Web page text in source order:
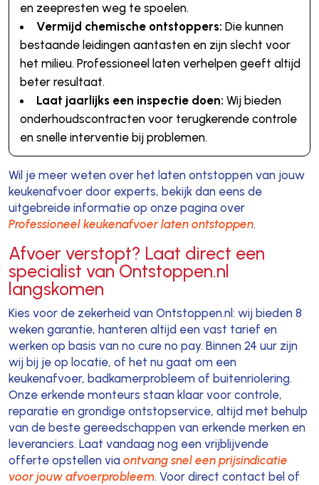
en zeepresten weg te spoelen.
Vermijd chemische ontstoppers: Die kunnen
bestaande leidingen aantasten en zijn slecht voor
het milieu. Professioneel laten verhelpen geeft altijd
beter resultaat.
Laat jaarlijks een inspectie doen: Wij bieden
onderhoudscontracten voor terugkerende controle
en snelle interventie bij problemen.
Wil je meer weten over het laten ontstoppen van jouw
keukenafvoer door experts, bekijk dan eens de
uitgebreide informatie op onze pagina over
Professioneel keukenafvoer laten ontstoppen.
Afvoer verstopt? Laat direct een
specialist van Ontstoppen.nl
langskomen
Kies voor de zekerheid van Ontstoppen.nl: wij bieden 8
weken garantie, hanteren altijd een vast tarief en
werken op basis van no cure no pay. Binnen 24 uur zijn
wij bij je op locatie, of het nu gaat om een
keukenafvoer, badkamerprobleem of buitenriolering.
Onze erkende monteurs staan klaar voor controle,
reparatie en grondige ontstopservice, altijd met behulp
van de beste gereedschappen van erkende merken en
leveranciers. Laat vandaag nog een vrijblijvende
offerte opstellen via ontvang snel een prijsindicatie
voor jouw afvoerprobleem. Voor direct contact bel of